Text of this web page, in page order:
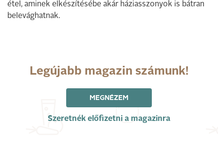
étel, aminek elkészítésébe akár háziasszonyok is bátran
belevághatnak.
Legújabb magazin számunk!
MEGNÉZEM
Szeretnék előfizetni a magazinra